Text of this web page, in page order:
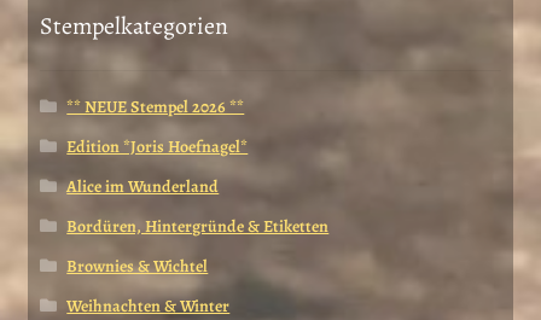
Stempelkategorien
** NEUE Stempel 2026 **
Edition *Joris Hoefnagel*
Alice im Wunderland
Bordüren, Hintergründe & Etiketten
Brownies & Wichtel
Weihnachten & Winter